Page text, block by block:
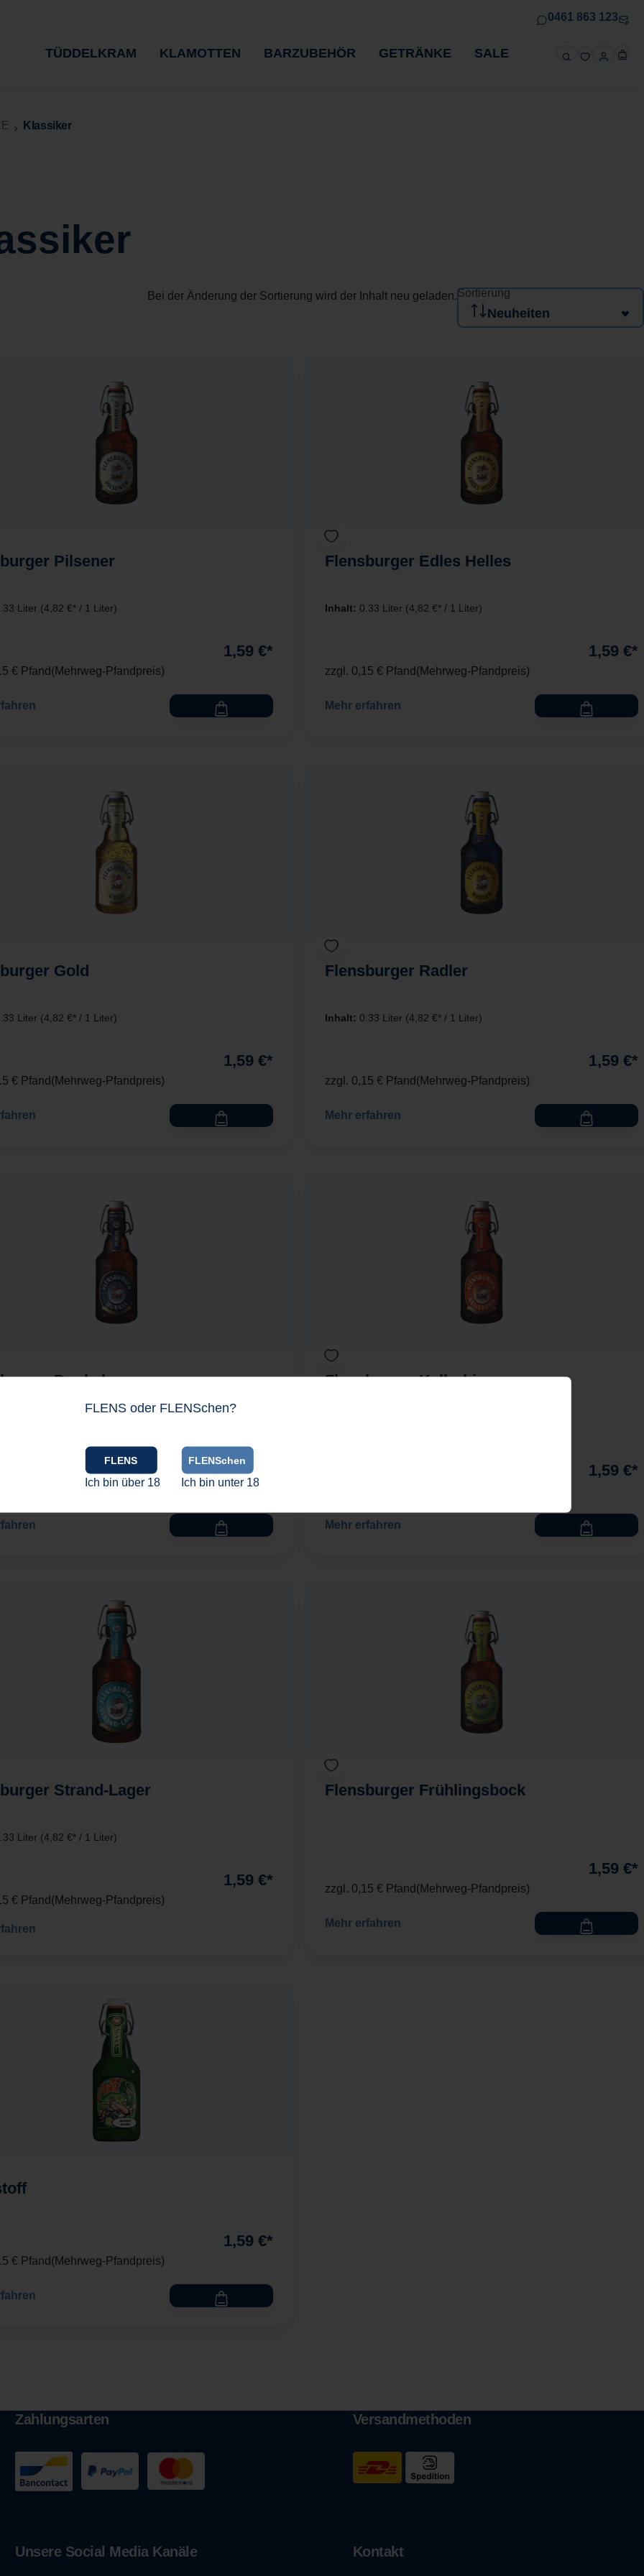
0461 863 123
TÜDDELKRAM KLAMOTTEN BARZUBEHÖR GETRÄNKE SALE
FLENS oder FLENSchen?
FLENS
Ich bin über 18
FLENSchen
Ich bin unter 18
Klassiker
Bei der Änderung der Sortierung wird der Inhalt neu geladen. Sortierung
Pilsener
Liter (4,82 €* / 1 Liter)
1,59 €*
Mehrweg-Pfandpreis
€ Pfand
Flensburger Edles Helles
Inhalt: 0.33 Liter (4,82 €* / 1 Liter)
1,59 €*
Mehrweg-Pfandpreis
zzgl. 0,15 € Pfand
Mehr erfahren
Gold
Liter (4,82 €* / 1 Liter)
1,59 €*
Mehrweg-Pfandpreis
€ Pfand
Flensburger Radler
Inhalt: 0.33 Liter (4,82 €* / 1 Liter)
1,59 €*
Mehrweg-Pfandpreis
zzgl. 0,15 € Pfand
Mehr erfahren
Dunkel
1,59 €*
Mehrweg-Pfandpreis
Flensburger Kellerbier
1,59 €*
Mehr erfahren
Strand-Lager
Liter (4,82 €* / 1 Liter)
1,59 €*
Mehrweg-Pfandpreis
€ Pfand
Flensburger Frühlingsbock
1,59 €*
Mehrweg-Pfandpreis
zzgl. 0,15 € Pfand
Mehr erfahren
1,59 €*
Mehrweg-Pfandpreis
€ Pfand
Zahlungsarten Versandmethoden
Kontakt
Unsere Social Media Kanäle